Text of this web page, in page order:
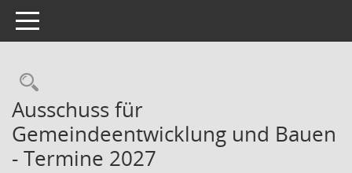
Toggle navigation
Rechercheauswahl
Ausschuss für
Gemeindeentwicklung und Bauen
- Termine 2027